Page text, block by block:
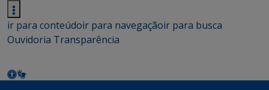
ir para conteúdoir para navegaçãoir para busca
Ouvidoria Transparência